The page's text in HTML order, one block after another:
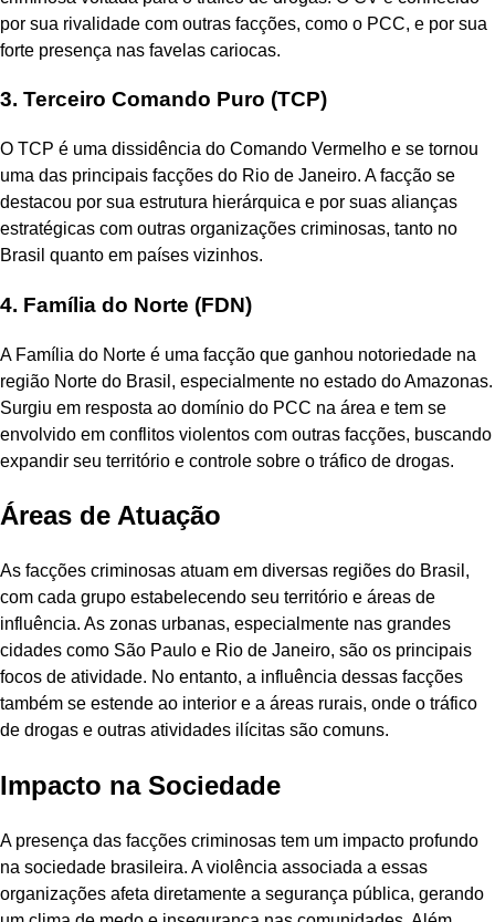
por sua rivalidade com outras facções, como o PCC, e por sua
forte presença nas favelas cariocas.
3. Terceiro Comando Puro (TCP)
O TCP é uma dissidência do Comando Vermelho e se tornou
uma das principais facções do Rio de Janeiro. A facção se
destacou por sua estrutura hierárquica e por suas alianças
estratégicas com outras organizações criminosas, tanto no
Brasil quanto em países vizinhos.
4. Família do Norte (FDN)
A Família do Norte é uma facção que ganhou notoriedade na
região Norte do Brasil, especialmente no estado do Amazonas.
Surgiu em resposta ao domínio do PCC na área e tem se
envolvido em conflitos violentos com outras facções, buscando
expandir seu território e controle sobre o tráfico de drogas.
Áreas de Atuação
As facções criminosas atuam em diversas regiões do Brasil,
com cada grupo estabelecendo seu território e áreas de
influência. As zonas urbanas, especialmente nas grandes
cidades como São Paulo e Rio de Janeiro, são os principais
focos de atividade. No entanto, a influência dessas facções
também se estende ao interior e a áreas rurais, onde o tráfico
de drogas e outras atividades ilícitas são comuns.
Impacto na Sociedade
A presença das facções criminosas tem um impacto profundo
na sociedade brasileira. A violência associada a essas
organizações afeta diretamente a segurança pública, gerando